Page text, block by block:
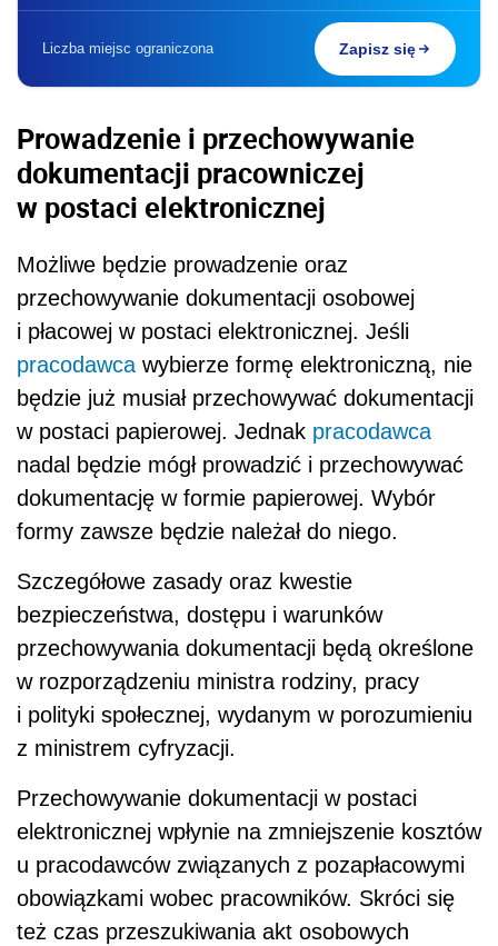
Liczba miejsc ograniczona Zapisz się
Prowadzenie i przechowywanie
dokumentacji pracowniczej
w postaci elektronicznej
Możliwe będzie prowadzenie oraz
przechowywanie dokumentacji osobowej
i płacowej w postaci elektronicznej. Jeśli
pracodawca wybierze formę elektroniczną, nie
będzie już musiał przechowywać dokumentacji
w postaci papierowej. Jednak pracodawca
nadal będzie mógł prowadzić i przechowywać
dokumentację w formie papierowej. Wybór
formy zawsze będzie należał do niego.
Szczegółowe zasady oraz kwestie
bezpieczeństwa, dostępu i warunków
przechowywania dokumentacji będą określone
w rozporządzeniu ministra rodziny, pracy
i polityki społecznej, wydanym w porozumieniu
z ministrem cyfryzacji.
Przechowywanie dokumentacji w postaci
elektronicznej wpłynie na zmniejszenie kosztów
u pracodawców związanych z pozapłacowymi
obowiązkami wobec pracowników. Skróci się
też czas przeszukiwania akt osobowych